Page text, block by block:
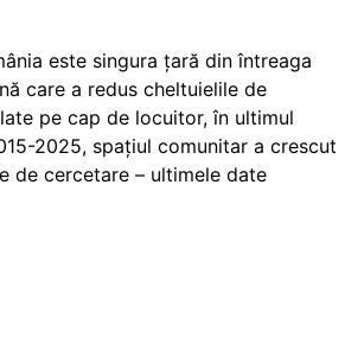
este singura țară din întreaga
care a redus cheltuielile de
pe cap de locuitor, în ultimul
2025, spațiul comunitar a crescut
de cercetare – ultimele date